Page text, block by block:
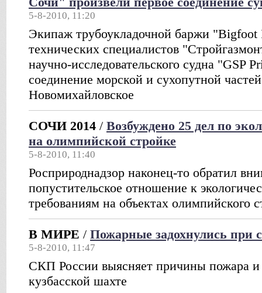
5-8-2010, 11:20
Экипаж трубоукладочной баржи "Bigfoot
технических специалистов
научно-исследовательского судна "GSP
соединение морской и сухопутной
Новомихайловское
СОЧИ 2014 / Возбуждено 25 дел по
на олимпийской стройке
5-8-2010, 11:40
Росприроднадзор наконец-то обратил
попустительское отношение к
требованиям на объектах олимпийского
В МИРЕ / Пожарные задохнулись при
5-8-2010, 11:47
СКП России выясняет причины пожара
кузбасской шахте